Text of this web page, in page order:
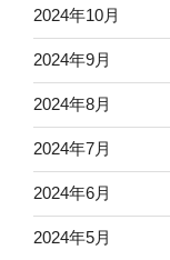
2024年10月
2024年9月
2024年8月
2024年7月
2024年6月
2024年5月